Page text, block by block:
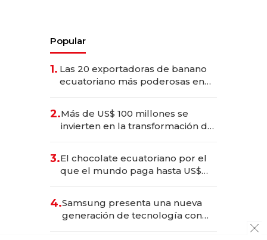
Popular
1. Las 20 exportadoras de banano
ecuatoriano más poderosas en
2.Más de US$ 100 millones se
invierten en la transformación de
3.El chocolate ecuatoriano por el
que el mundo paga hasta US$
4.Samsung presenta una nueva
generación de tecnología con